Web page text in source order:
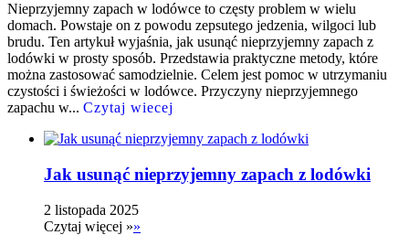
Nieprzyjemny zapach w lodówce to częsty problem w wielu
domach. Powstaje on z powodu zepsutego jedzenia, wilgoci lub
brudu. Ten artykuł wyjaśnia, jak usunąć nieprzyjemny zapach z
lodówki w prosty sposób. Przedstawia praktyczne metody, które
można zastosować samodzielnie. Celem jest pomoc w utrzymaniu
czystości i świeżości w lodówce. Przyczyny nieprzyjemnego
zapachu w... Czytaj wiecej
Jak usunąć nieprzyjemny zapach z lodówki
2 listopada 2025
Czytaj więcej »»